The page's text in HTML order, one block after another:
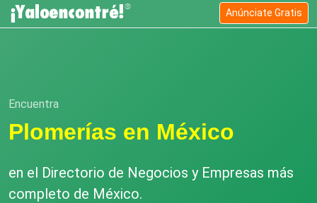
Anúnciate Gratis
Encuentra
Plomerías en México
en el Directorio de Negocios y Empresas más
completo de México.